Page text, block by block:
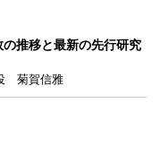
推移と最新の先行研究
菊賀信雅